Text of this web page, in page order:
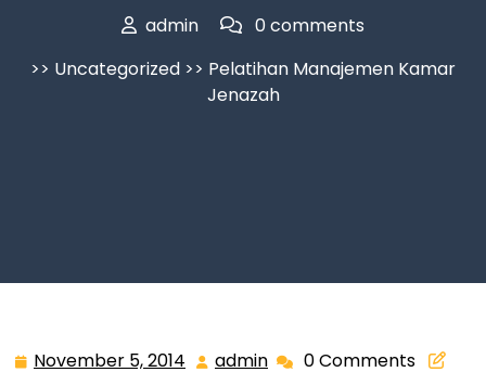
admin
0 comments
>> Uncategorized >> Pelatihan Manajemen Kamar
Jenazah
November 5, 2014 November
admin admin0 Comments